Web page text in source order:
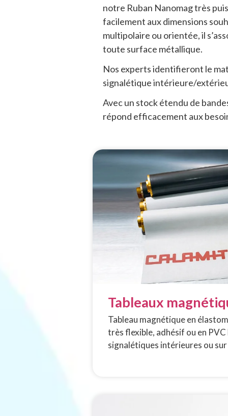
notre Ruban Nanomag très
facilement aux dimensions
multipolaire ou orientée, il
toute surface métallique.
Nos experts identifieront le
signalétique intérieure/
Avec un stock étendu de
répond efficacement aux
Tableaux
Tableau magnétique en
très flexible, adhésif ou en
signalétiques intérieures ou sur